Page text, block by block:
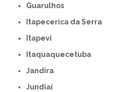
Guarulhos
Itapecerica da Serra
Itapevi
Itaquaquecetuba
Jandira
Jundiaí